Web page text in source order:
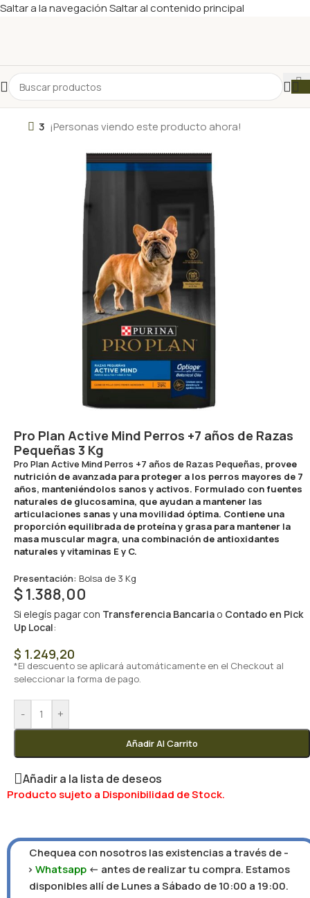
Saltar a la navegaciónSaltar al contenido principal
3 ¡Personas viendo este producto ahora!
Pro Plan Active Mind Perros +7 años de Razas
Pequeñas 3 Kg
Pro Plan Active Mind Perros +7 años de Razas Pequeñas, provee
nutrición de avanzada para proteger a los perros mayores de 7
años, manteniéndolos sanos y activos. Formulado con fuentes
naturales de glucosamina, que ayudan a mantener las
articulaciones sanas y una movilidad óptima. Contiene una
proporción equilibrada de proteína y grasa para mantener la
masa muscular magra, una combinación de antioxidantes
naturales y vitaminas E y C.
Presentación: Bolsa de 3 Kg
$1.388,00
Si elegís pagar con Transferencia Bancaria o Contado en Pick
Up Local:
$ 1.249,20
*El descuento se aplicará automáticamente en el Checkout al
seleccionar la forma de pago.
- +
Añadir Al Carrito
Añadir a la lista de deseos
Producto sujeto a Disponibilidad de Stock.
Chequea con nosotros las existencias a través de -
>Whatsapp <- antes de realizar tu compra. Estamos
disponibles allí de Lunes a Sábado de 10:00 a 19:00.